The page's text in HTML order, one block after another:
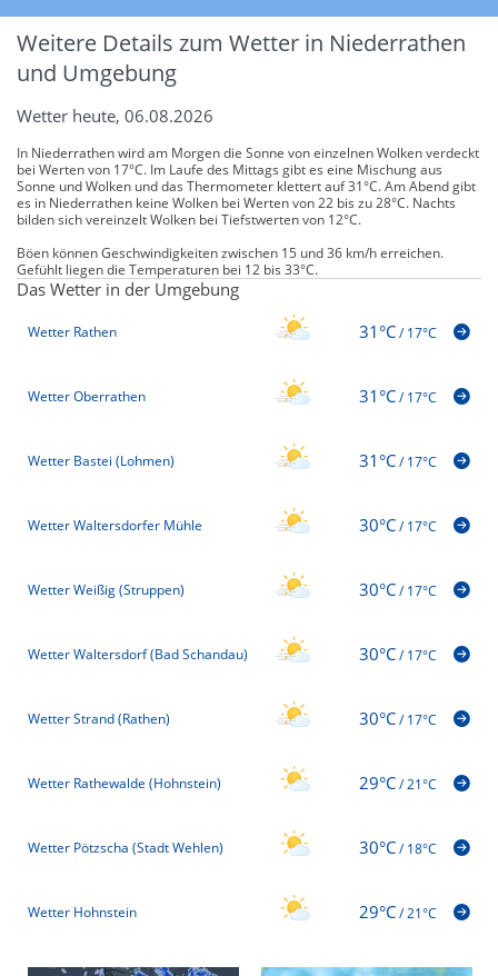
Weitere Details zum Wetter in Niederrathen
und Umgebung
Wetter heute, 06.08.2026
In Niederrathen wird am Morgen die Sonne von einzelnen Wolken verdeckt
bei Werten von 17°C. Im Laufe des Mittags gibt es eine Mischung aus
Sonne und Wolken und das Thermometer klettert auf 31°C. Am Abend gibt
es in Niederrathen keine Wolken bei Werten von 22 bis zu 28°C. Nachts
bilden sich vereinzelt Wolken bei Tiefstwerten von 12°C.
Böen können Geschwindigkeiten zwischen 15 und 36 km/h erreichen.
Gefühlt liegen die Temperaturen bei 12 bis 33°C.
Das Wetter in der Umgebung
Wetter Rathen 31°C/17°C
Wetter Oberrathen 31°C/17°C
Wetter Bastei (Lohmen) 31°C/17°C
Wetter Waltersdorfer Mühle 30°C/17°C
Wetter Weißig (Struppen) 30°C/17°C
Wetter Waltersdorf (Bad Schandau) 30°C/17°C
Wetter Strand (Rathen) 30°C/17°C
Wetter Rathewalde (Hohnstein) 29°C/21°C
Wetter Pötzscha (Stadt Wehlen) 30°C/18°C
Wetter Hohnstein 29°C/21°C